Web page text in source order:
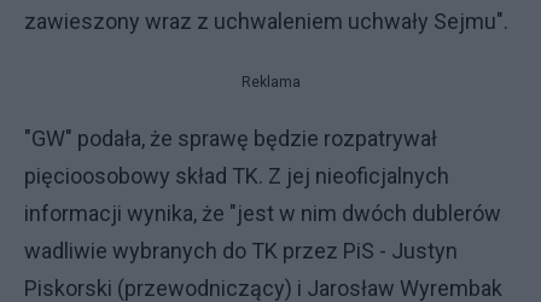
zawieszony wraz z uchwaleniem uchwały Sejmu".
Reklama
"GW" podała, że sprawę będzie rozpatrywał
pięcioosobowy skład TK. Z jej nieoficjalnych
informacji wynika, że "jest w nim dwóch dublerów
wadliwie wybranych do TK przez PiS - Justyn
Piskorski (przewodniczący) i Jarosław Wyrembak